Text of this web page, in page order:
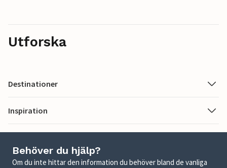
Utforska
Destinationer
Inspiration
Behöver du hjälp?
Om du inte hittar den information du behöver bland de vanliga